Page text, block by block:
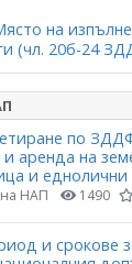
на
(чл. 20б-24
по
аренда на
и еднолични
НАП 1490
и срокове